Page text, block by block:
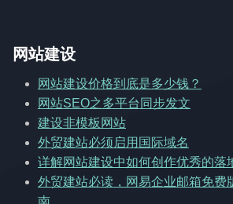
网站建设
网站建设价格到底是多少钱？
网站SEO之多平台同步发文
建设非模板网站
外贸建站必须启用国际域名
详解网站建设中如何创作优秀的落
外贸建站必读，网易企业邮箱免费
南